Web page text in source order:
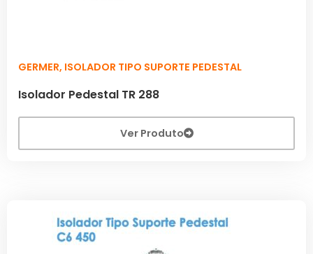
GERMER, ISOLADOR TIPO SUPORTE PEDESTAL
Isolador Pedestal TR 288
Ver Produto